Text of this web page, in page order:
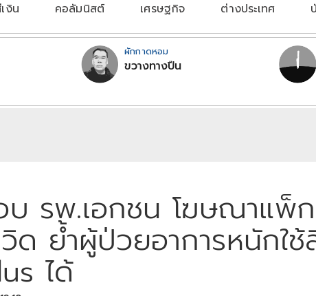
งิน คอลัมนิสต์ เศรษฐกิจ ต่างประเทศ
ผักกาดหอม
ขวางทางปืน
รพ.เอกชน โฆษณาแพ็ก
ด ย้ำผู้ป่วยอาการหนักใ
ได้